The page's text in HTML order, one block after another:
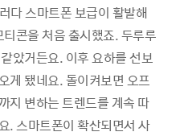
다 스마트폰 보급이 활발해
콘을 처음 출시했죠. 두루루
았거든요. 이후 요하를 선보
게 됐네요. 돌이켜보면 오프
지 변하는 트렌드를 계속 따
. 스마트폰이 확산되면서 사